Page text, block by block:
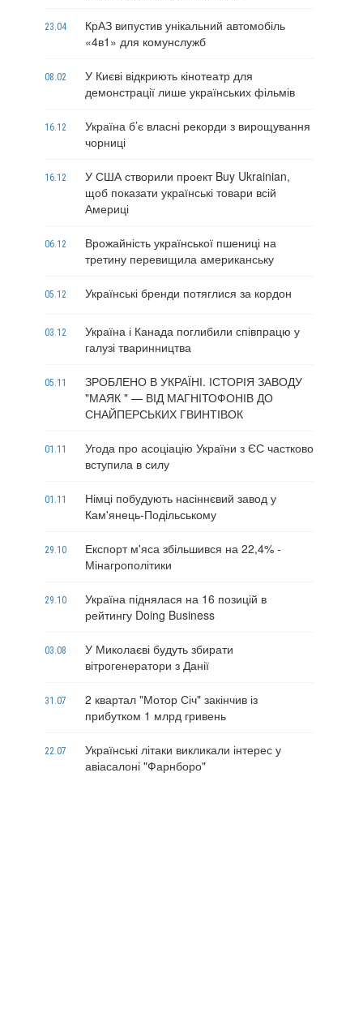
23.04
КрАЗ випустив унікальний автомобіль
«4в1» для комунслужб
08.02
У Києві відкриють кінотеатр для
демонстрації лише українських фільмів
16.12
Україна б’є власні рекорди з вирощування
чорниці
16.12
У США створили проект Buy Ukrainian,
щоб показати українські товари всій
Америці
06.12
Врожайність української пшениці на
третину перевищила американську
05.12 Українські бренди потяглися за кордон
03.12
Україна і Канада поглибили співпрацю у
галузі тваринництва
05.11
ЗРОБЛЕНО В УКРАЇНІ. ІСТОРІЯ ЗАВОДУ
"МАЯК " — ВІД МАГНІТОФОНІВ ДО
СНАЙПЕРСЬКИХ ГВИНТІВОК
01.11
Угода про асоціацію України з ЄС частково
вступила в силу
01.11
Німці побудують насіннєвий завод у
Кам'янець-Подільському
29.10
Експорт м'яса збільшився на 22,4% -
Мінагрополітики
29.10
Україна піднялася на 16 позицій в
рейтингу Doing Business
03.08
У Миколаєві будуть збирати
вітрогенератори з Данії
31.07
2 квартал "Мотор Січ" закінчив із
прибутком 1 млрд гривень
22.07
Українські літаки викликали інтерес у
авіасалоні "Фарнборо"